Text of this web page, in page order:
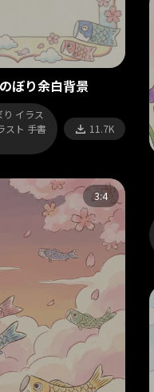
ぼり余白背景
イラス
スト 手書
11.7K
3:4